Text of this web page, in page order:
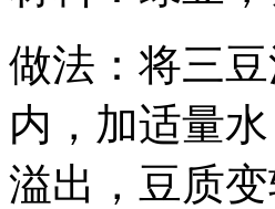
做法：将三
内，加适量
溢出，豆质